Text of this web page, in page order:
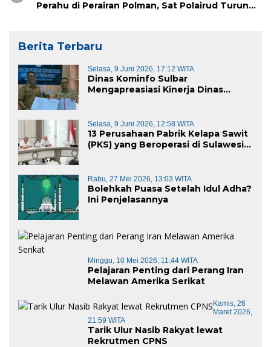
Perahu di Perairan Polman, Sat Polairud Turun
Berita Terbaru
Selasa, 9 Juni 2026, 17:12 WITA
Dinas Kominfo Sulbar
Mengapreasiasi Kinerja Dinas
Selasa, 9 Juni 2026, 12:58 WITA
13 Perusahaan Pabrik Kelapa Sawit
(PKS) yang Beroperasi di Sulawesi
Rabu, 27 Mei 2026, 13:03 WITA
Bolehkah Puasa Setelah Idul Adha?
Ini Penjelasannya
Minggu, 10 Mei 2026, 11:44 WITA
Pelajaran Penting dari Perang Iran
Melawan Amerika Serikat
Kamis, 26
Maret 2026,
21:59 WITA
Tarik Ulur Nasib Rakyat lewat
Rekrutmen CPNS